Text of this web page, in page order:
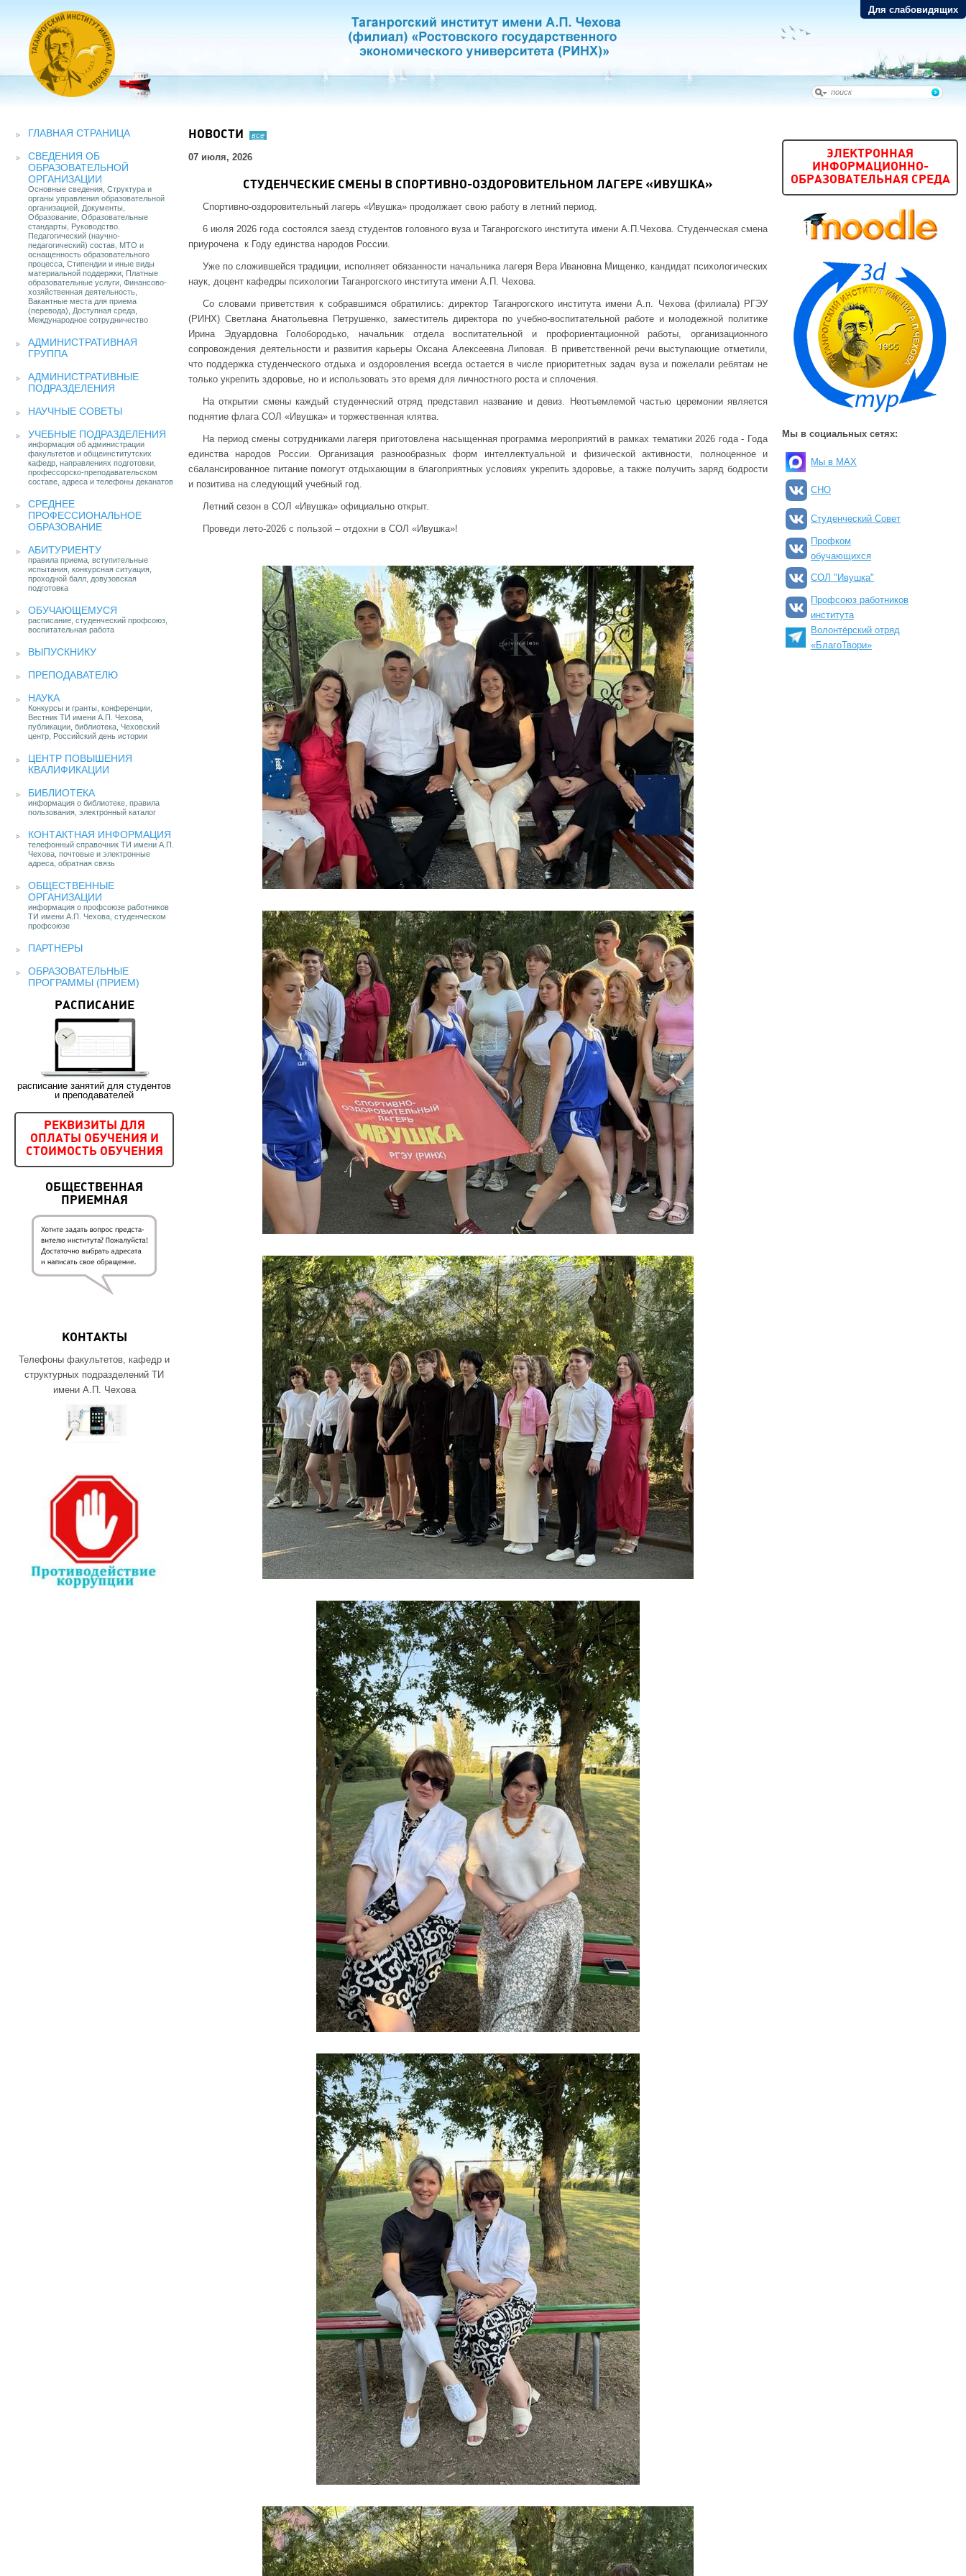
Для слабовидящих
ГЛАВНАЯ СТРАНИЦА
СВЕДЕНИЯ ОБ
ОБРАЗОВАТЕЛЬНОЙ
ОРГАНИЗАЦИИ
Основные сведения, Структура и
органы управления образовательной
организацией, Документы,
Образование, Образовательные
стандарты, Руководство.
Педагогический (научно-
педагогический) состав, МТО и
оснащенность образовательного
процесса, Стипендии и иные виды
материальной поддержки, Платные
образовательные услуги, Финансово-
хозяйственная деятельность,
Вакантные места для приема
(перевода), Доступная среда,
Международное сотрудничество
АДМИНИСТРАТИВНАЯ
ГРУППА
АДМИНИСТРАТИВНЫЕ
ПОДРАЗДЕЛЕНИЯ
НАУЧНЫЕ СОВЕТЫ
УЧЕБНЫЕ ПОДРАЗДЕЛЕНИЯ
информация об администрации
факультетов и общеинститутских
кафедр, направлениях подготовки,
профессорско-преподавательском
составе, адреса и телефоны деканатов
СРЕДНЕЕ
ПРОФЕССИОНАЛЬНОЕ
ОБРАЗОВАНИЕ
АБИТУРИЕНТУ
правила приема, вступительные
испытания, конкурсная ситуация,
проходной балл, довузовская
подготовка
ОБУЧАЮЩЕМУСЯ
расписание, студенческий профсоюз,
воспитательная работа
ВЫПУСКНИКУ
ПРЕПОДАВАТЕЛЮ
НАУКА
Конкурсы и гранты, конференции,
Вестник ТИ имени А.П. Чехова,
публикации, библиотека, Чеховский
центр, Российский день истории
ЦЕНТР ПОВЫШЕНИЯ
КВАЛИФИКАЦИИ
БИБЛИОТЕКА
информация о библиотеке, правила
пользования, электронный каталог
КОНТАКТНАЯ ИНФОРМАЦИЯ
телефонный справочник ТИ имени А.П.
Чехова, почтовые и электронные
адреса, обратная связь
ОБЩЕСТВЕННЫЕ
ОРГАНИЗАЦИИ
информация о профсоюзе работников
ТИ имени А.П. Чехова, студенческом
профсоюзе
ПАРТНЕРЫ
ОБРАЗОВАТЕЛЬНЫЕ
ПРОГРАММЫ (ПРИЕМ)
РАСПИСАНИЕ
расписание занятий для студентов
и преподавателей
РЕКВИЗИТЫ ДЛЯ
ОПЛАТЫ ОБУЧЕНИЯ И
СТОИМОСТЬ ОБУЧЕНИЯ
ОБЩЕСТВЕННАЯ
ПРИЕМНАЯ
КОНТАКТЫ
Телефоны факультетов, кафедр и
структурных подразделений ТИ
имени А.П. Чехова
НОВОСТИ все
07 июля, 2026
СТУДЕНЧЕСКИЕ СМЕНЫ В СПОРТИВНО-ОЗДОРОВИТЕЛЬНОМ ЛАГЕРЕ «ИВУШКА»
Спортивно-оздоровительный лагерь «Ивушка» продолжает свою работу в летний период.
6 июля 2026 года состоялся заезд студентов головного вуза и Таганрогского института имени А.П.Чехова. Студенческая смена
приурочена к Году единства народов России.
Уже по сложившейся традиции, исполняет обязанности начальника лагеря Вера Ивановна Мищенко, кандидат психологических
наук, доцент кафедры психологии Таганрогского института имени А.П. Чехова.
Со словами приветствия к собравшимся обратились: директор Таганрогского института имени А.п. Чехова (филиала) РГЭУ
(РИНХ) Светлана Анатольевна Петрушенко, заместитель директора по учебно-воспитательной работе и молодежной политике
Ирина Эдуардовна Голобородько, начальник отдела воспитательной и профориентационной работы, организационного
сопровождения деятельности и развития карьеры Оксана Алексеевна Липовая. В приветственной речи выступающие отметили,
что поддержка студенческого отдыха и оздоровления всегда остается в числе приоритетных задач вуза и пожелали ребятам не
только укрепить здоровье, но и использовать это время для личностного роста и сплочения.
На открытии смены каждый студенческий отряд представил название и девиз. Неотъемлемой частью церемонии является
поднятие флага СОЛ «Ивушка» и торжественная клятва.
На период смены сотрудниками лагеря приготовлена насыщенная программа мероприятий в рамках тематики 2026 года - Года
единства народов России. Организация разнообразных форм интеллектуальной и физической активности, полноценное и
сбалансированное питание помогут отдыхающим в благоприятных условиях укрепить здоровье, а также получить заряд бодрости
и позитива на следующий учебный год.
Летний сезон в СОЛ «Ивушка» официально открыт.
Проведи лето-2026 с пользой – отдохни в СОЛ «Ивушка»!
ЭЛЕКТРОННАЯ
ИНФОРМАЦИОННО-
ОБРАЗОВАТЕЛЬНАЯ СРЕДА
Мы в социальных сетях:
Мы в MAX
СНО
Студенческий Совет
Профком
обучающихся
СОЛ "Ивушка"
Профсоюз работников
института
Волонтёрский отряд
«БлагоТвори»